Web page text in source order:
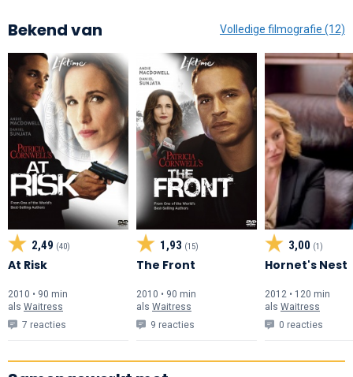
Bekend van Volledige filmografie (12)
2,49 (40)
At Risk
2010 • 90 min
als Waitress
7 reacties
1,93 (15)
The Front
2010 • 90 min
als Waitress
9 reacties
3,00 (1)
Hornet's Nest
2012 • 120 min
als Waitress
0 reacties